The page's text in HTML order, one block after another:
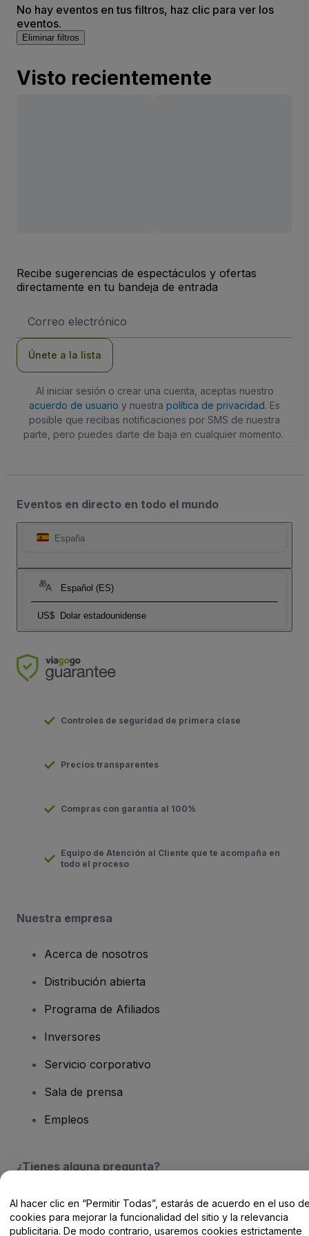
No hay eventos en tus filtros, haz clic para ver los
eventos.
Eliminar filtros
Visto recientemente
Recibe sugerencias de espectáculos y ofertas
directamente en tu bandeja de entrada
de
Únete a la lista
Al iniciar sesión o crear una cuenta, aceptas nuestro
acuerdo de usuario y nuestra política de privacidad. Es
posible que recibas notificaciones por SMS de nuestra
parte, pero puedes darte de baja en cualquier momento.
Eventos en directo en todo el mundo
España
Español (ES)
US$ Dolar estadounidense
Controles de seguridad de primera clase
Precios transparentes
Compras con garantía al 100%
Equipo de Atención al Cliente que te acompaña en
todo el proceso
Nuestra empresa
Acerca de nosotros
Distribución abierta
Programa de Afiliados
Inversores
Servicio corporativo
Sala de prensa
Empleos
¿Tienes alguna pregunta?
Centro de Ayuda / Contacto
Al hacer clic en “Permitir Todas”, estarás de acuerdo en el uso
cookies para mejorar la funcionalidad del sitio y la relevancia
publicitaria. De modo contrario, usaremos cookies estrictamente